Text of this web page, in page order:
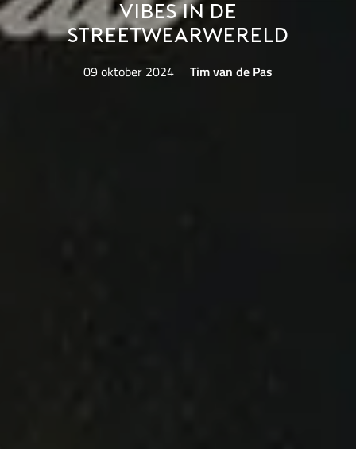
vibes in de
streetwearwereld
09 oktober 2024 Tim van de Pas